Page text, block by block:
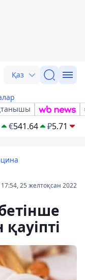
Қаз
€541.64 ₽5.71
17:54, 25 желтоқсан 2022